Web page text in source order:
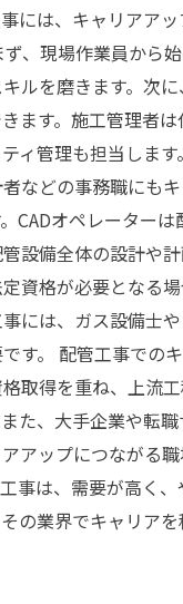
には、キャリアア
ず、現場作業員から
ルを磨きます。次
ます。施工管理者
ィ管理も担当します
などの事務職にも
CADオペレーター
設備全体の設計や計
資格が必要となる場
には、ガス設備士
す。 配管工事での
取得を重ね、上流
た、大手企業や転
アップにつながる
事は、需要が高く
の業界でキャリア